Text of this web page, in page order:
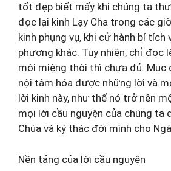
tốt đẹp biết mấy khi chúng ta
đọc lại kinh Lạy Cha trong các
kinh phụng vụ, khi cử hành bí tích
phượng khác. Tuy nhiên, chỉ đọc
môi miệng thôi thì chưa đủ. Mục
nội tâm hóa được những lời và
lời kinh này, như thế nó trở nên
mọi lời cầu nguyện của chúng ta
Chúa và ký thác đời mình cho
Nền tảng của lời cầu nguyện